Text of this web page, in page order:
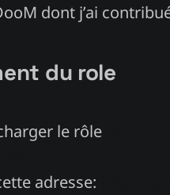
dont j’ai
du role
le rôle
adresse: